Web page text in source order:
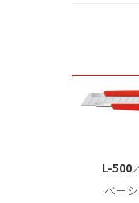
L-500
ベー